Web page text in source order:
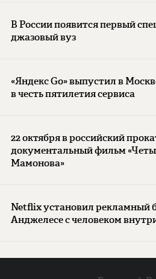
В России появится первый
джазовый вуз
«Яндекс Go» выпустил в
в честь пятилетия сервиса
22 октября в российский
документальный фильм
Мамонова»
Netflix установил рекламный
Анджелесе с человеком